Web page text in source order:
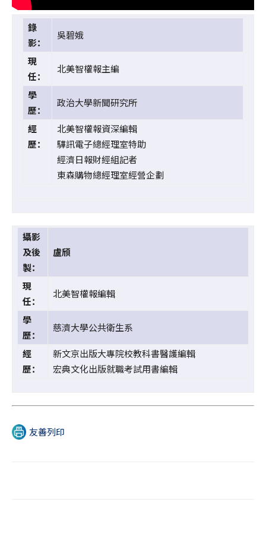
錄
影：
吳碧娥
現
任：
北美智權報主編
學
歷：
政治大學新聞研究所
經
歷：
北美智權報資深編輯
驊訊電子總經理室特助
經濟日報財經組記者
東森購物總經理室經營企劃
攝影
及後
製：
盧頎
現
任：
北美智權報編輯
學
歷：
慈濟大學公共衛生系
經
歷：
新文京出版大專院校教科書醫護編輯
宏典文化出版就職考試用書編輯
友善列印